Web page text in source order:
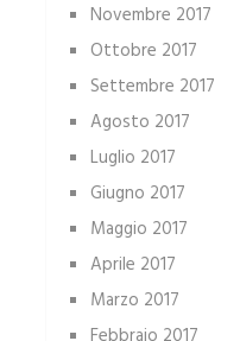
Novembre 2017
Ottobre 2017
Settembre 2017
Agosto 2017
Luglio 2017
Giugno 2017
Maggio 2017
Aprile 2017
Marzo 2017